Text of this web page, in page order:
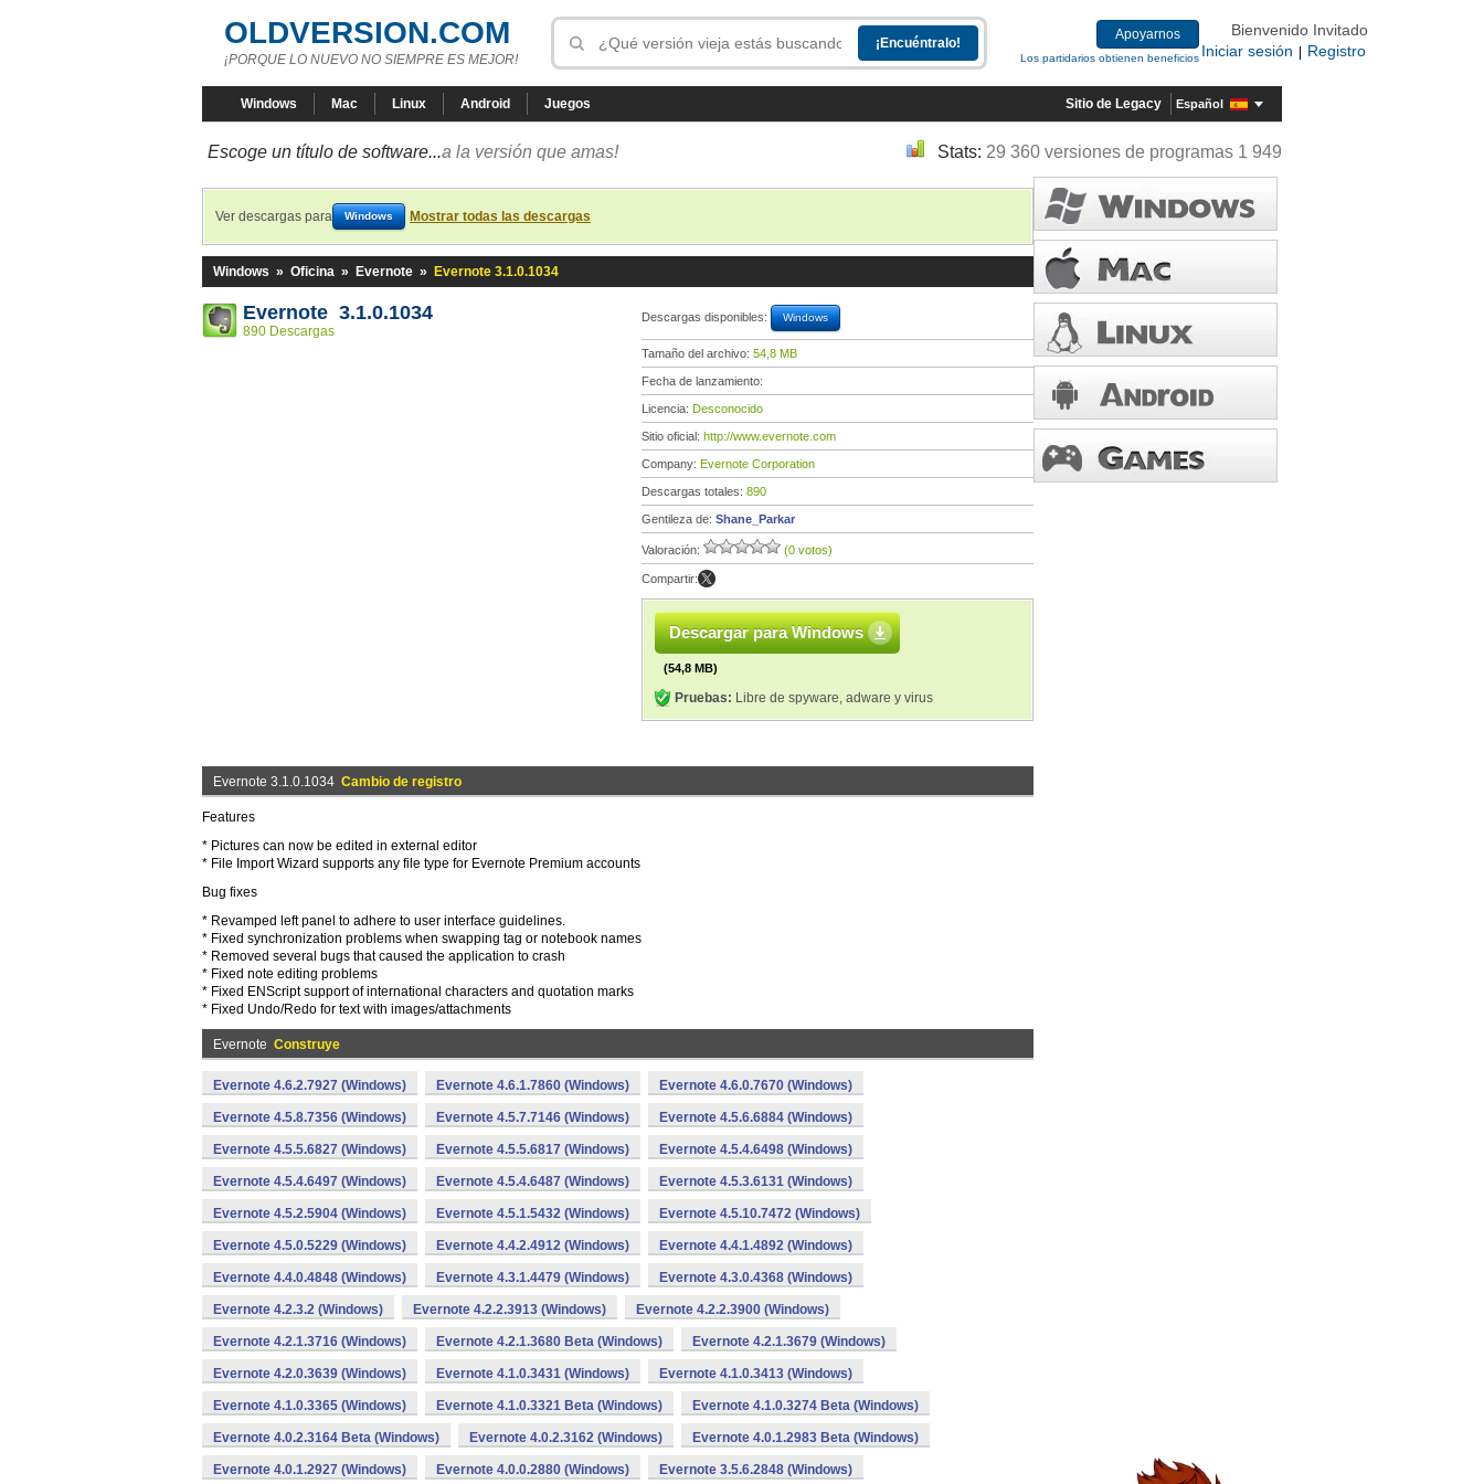
OLDVERSION.COM
¡PORQUE LO NUEVO NO SIEMPRE ES MEJOR!
Apoyarnos
Los partidarios obtienen beneficios
Bienvenido Invitado
Iniciar sesión
Registro
Windows Mac Linux Android Juegos Sitio de Legacy Español
Escoge un título de software...a la versión que amas! Stats: 29 360 versiones de programas 1 949
Ver descargas para Windows Mostrar todas las descargas
Windows » Oficina » Evernote » Evernote 3.1.0.1034
Evernote 3.1.0.1034
890 Descargas
Descargas disponibles: Windows
Tamaño del archivo: 54,8 MB
Fecha de lanzamiento:
Licencia: Desconocido
Sitio oficial: http://www.evernote.com
Company: Evernote Corporation
Descargas totales: 890
Gentileza de: Shane_Parkar
Valoración: (0 votos)
Compartir:
Descargar para Windows
(54,8 MB)
Pruebas: Libre de spyware, adware y virus
Evernote 3.1.0.1034 Cambio de registro
Features
* Pictures can now be edited in external editor
* File Import Wizard supports any file type for Evernote Premium accounts
Bug fixes
* Revamped left panel to adhere to user interface guidelines.
* Fixed synchronization problems when swapping tag or notebook names
* Removed several bugs that caused the application to crash
* Fixed note editing problems
* Fixed ENScript support of international characters and quotation marks
* Fixed Undo/Redo for text with images/attachments
Evernote Construye
Evernote 4.6.2.7927 (Windows) Evernote 4.6.1.7860 (Windows) Evernote 4.6.0.7670 (Windows)
Evernote 4.5.8.7356 (Windows) Evernote 4.5.7.7146 (Windows) Evernote 4.5.6.6884 (Windows)
Evernote 4.5.5.6827 (Windows) Evernote 4.5.5.6817 (Windows) Evernote 4.5.4.6498 (Windows)
Evernote 4.5.4.6497 (Windows) Evernote 4.5.4.6487 (Windows) Evernote 4.5.3.6131 (Windows)
Evernote 4.5.2.5904 (Windows) Evernote 4.5.1.5432 (Windows) Evernote 4.5.10.7472 (Windows)
Evernote 4.5.0.5229 (Windows) Evernote 4.4.2.4912 (Windows) Evernote 4.4.1.4892 (Windows)
Evernote 4.4.0.4848 (Windows) Evernote 4.3.1.4479 (Windows) Evernote 4.3.0.4368 (Windows)
Evernote 4.2.3.2 (Windows) Evernote 4.2.2.3913 (Windows) Evernote 4.2.2.3900 (Windows)
Evernote 4.2.1.3716 (Windows) Evernote 4.2.1.3680 Beta (Windows) Evernote 4.2.1.3679 (Windows)
Evernote 4.2.0.3639 (Windows) Evernote 4.1.0.3431 (Windows) Evernote 4.1.0.3413 (Windows)
Evernote 4.1.0.3365 (Windows) Evernote 4.1.0.3321 Beta (Windows) Evernote 4.1.0.3274 Beta (Windows)
Evernote 4.0.2.3164 Beta (Windows) Evernote 4.0.2.3162 (Windows) Evernote 4.0.1.2983 Beta (Windows)
Evernote 4.0.1.2927 (Windows) Evernote 4.0.0.2880 (Windows) Evernote 3.5.6.2848 (Windows)